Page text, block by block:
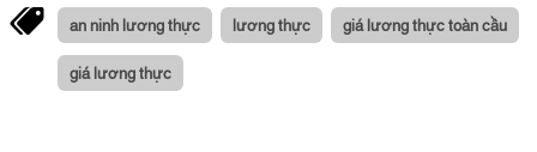
an ninh lương thực lương thực giá lương thực toàn cầu
giá lương thực